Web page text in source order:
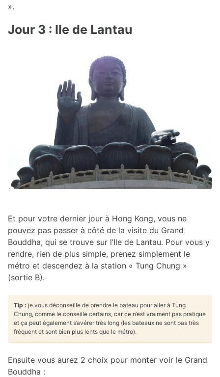
».
Jour 3 : Ile de Lantau
Et pour votre dernier jour à Hong Kong, vous ne
pouvez pas passer à côté de la visite du Grand
Bouddha, qui se trouve sur l’Ile de Lantau. Pour vous y
rendre, rien de plus simple, prenez simplement le
métro et descendez à la station « Tung Chung »
(sortie B).
Tip : je vous déconseille de prendre le bateau pour aller à Tung
Chung, comme le conseille certains, car ce n’est vraiment pas pratique
et ça peut également s’avérer très long (les bateaux ne sont pas très
fréquent et sont bien plus lents que le métro).
Ensuite vous aurez 2 choix pour monter voir le Grand
Bouddha :